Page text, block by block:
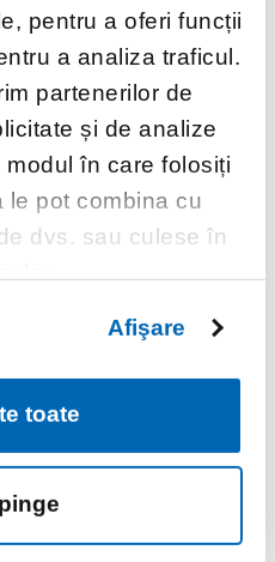
pentru a oferi funcții
a analiza traficul.
partenerilor de
și de analize
în care folosiți
le pot combina cu
dvs. sau culese în
Afişare
toate
a
lucru este esențială
performanței și